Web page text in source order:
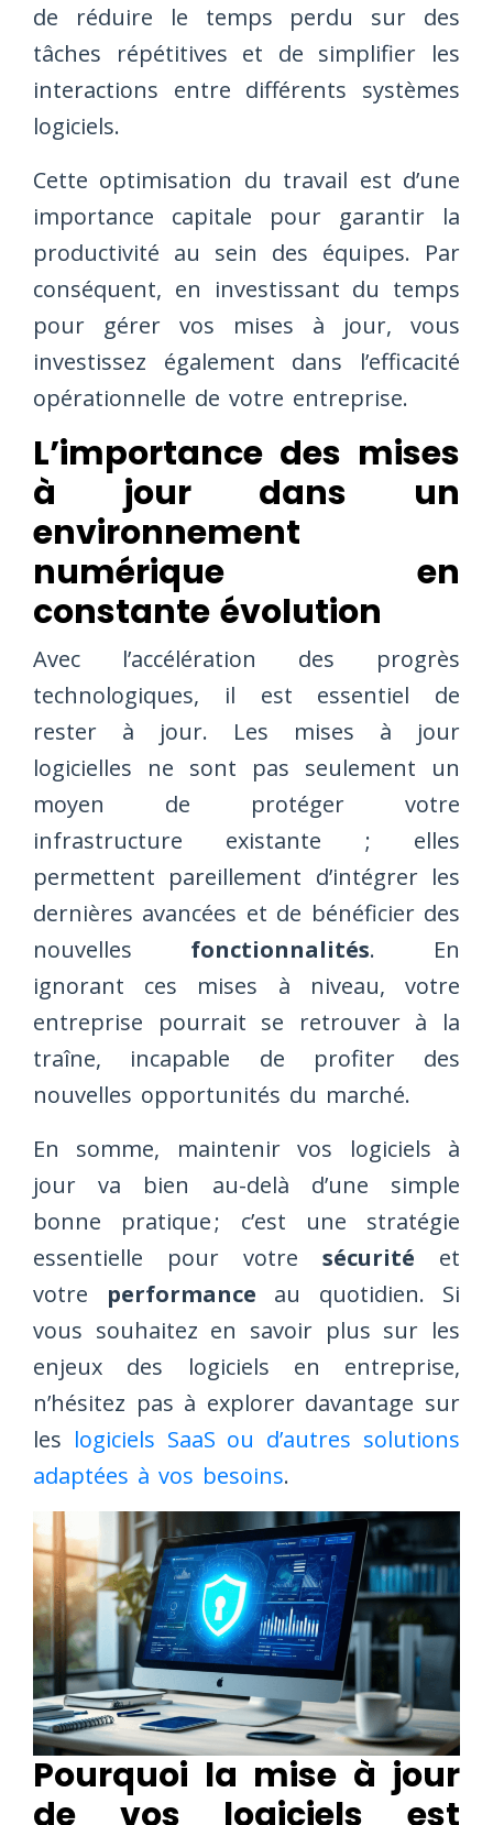
de réduire le temps perdu sur des
tâches répétitives et de simplifier les
interactions entre différents systèmes
logiciels.
Cette optimisation du travail est d’une
importance capitale pour garantir la
productivité au sein des équipes. Par
conséquent, en investissant du temps
pour gérer vos mises à jour, vous
investissez également dans l’efficacité
opérationnelle de votre entreprise.
L’importance des mises
à jour dans un
environnement
numérique en
constante évolution
Avec l’accélération des progrès
technologiques, il est essentiel de
rester à jour. Les mises à jour
logicielles ne sont pas seulement un
moyen de protéger votre
infrastructure existante ; elles
permettent pareillement d’intégrer les
dernières avancées et de bénéficier des
nouvelles fonctionnalités. En
ignorant ces mises à niveau, votre
entreprise pourrait se retrouver à la
traîne, incapable de profiter des
nouvelles opportunités du marché.
En somme, maintenir vos logiciels à
jour va bien au-delà d’une simple
bonne pratique ; c’est une stratégie
essentielle pour votre sécurité et
votre performance au quotidien. Si
vous souhaitez en savoir plus sur les
enjeux des logiciels en entreprise,
n’hésitez pas à explorer davantage sur
les logiciels SaaS ou d’autres solutions
adaptées à vos besoins.
Pourquoi la mise à jour
de vos logiciels est